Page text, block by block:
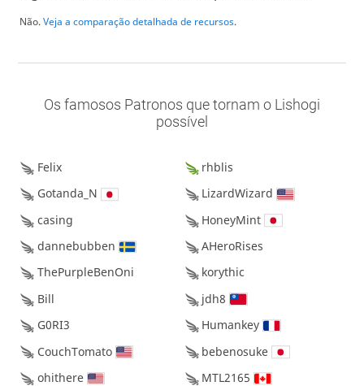
Não.Veja a comparação detalhada de recursos.
Os famosos Patronos que tornam o Lishogi
possível
Felix
rhblis
Gotanda_N
LizardWizard
casing
HoneyMint
dannebubben
AHeroRises
ThePurpleBenOni
korythic
Bill
jdh8
G0RI3
Humankey
CouchTomato
bebenosuke
ohithere
MTL2165